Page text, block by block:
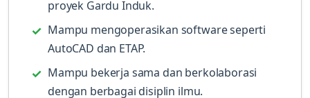
proyek Gardu Induk.
Mampu mengoperasikan software seperti
AutoCAD dan ETAP.
Mampu bekerja sama dan berkolaborasi
dengan berbagai disiplin ilmu.